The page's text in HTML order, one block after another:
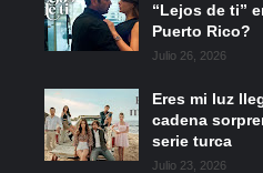
“Lejos de ti”
Puerto Rico?
Julio 26, 2026
Eres mi luz
cadena
serie turca
Julio 23, 2026